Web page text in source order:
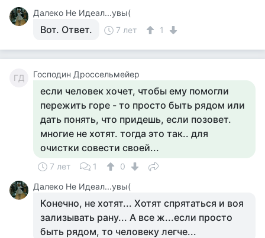
Далеко Не Идеал...увы(
Вот. Ответ. 7 лет 1
ГД Господин Дроссельмейер
если человек хочет, чтобы ему помогли
пережить горе - то просто быть рядом или
дать понять, что придешь, если позовет.
многие не хотят. тогда это так.. для
очистки совести своей...
7 лет 1
0
Далеко Не Идеал...увы(
Конечно, не хотят... Хотят спрятаться и воя
зализывать рану... А все ж...если просто
быть рядом, то человеку легче...